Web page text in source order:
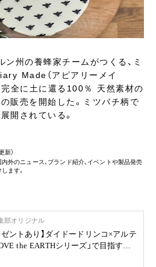
ン州の養蜂家チームがつくる、ミ
Made（アピアリーメイ
完全に土に還る100％ 天然素材の
販売を開始した。ミツバチ柄で
開されている。
新）
外のニュース、ブランド紹介、イベントや製品発売
ます。
部オリジナル
ゼントあり】ダイドードリンコ×アルテ
the EARTHシリーズ」で目指す未